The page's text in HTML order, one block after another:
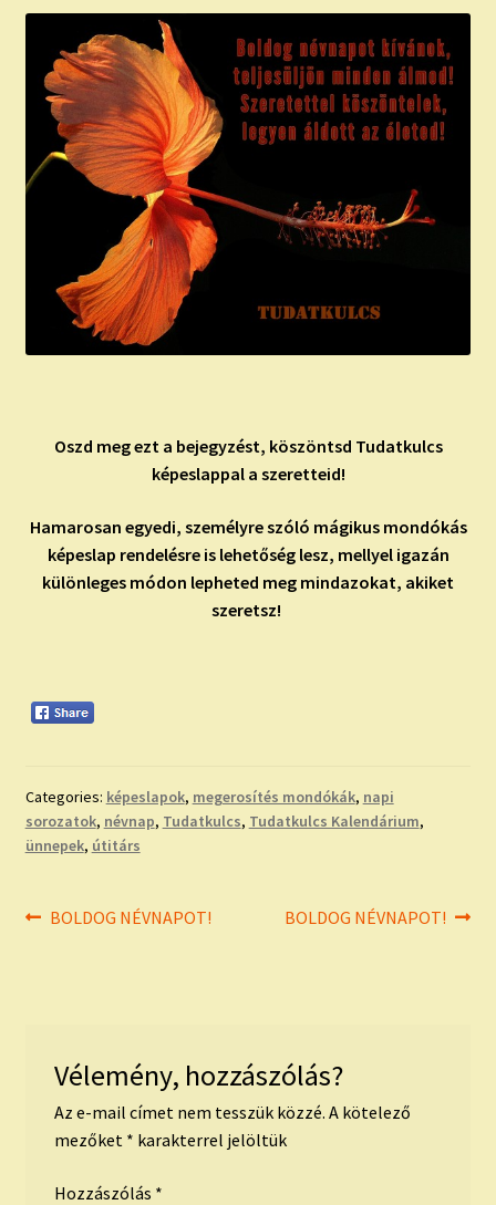
Oszd meg ezt a bejegyzést, köszöntsd Tudatkulcs
képeslappal a szeretteid!
Hamarosan egyedi, személyre szóló mágikus mondókás
képeslap rendelésre is lehetőség lesz, mellyel igazán
különleges módon lepheted meg mindazokat, akiket
szeretsz!
Categories: képeslapok, megerosítés mondókák, napi
sorozatok, névnap, Tudatkulcs, Tudatkulcs Kalendárium,
ünnepek, útitárs
Bejegyzés
Previous
BOLDOG NÉVNAPOT!
Next
BOLDOG NÉVNAPOT!
Vélemény, hozzászólás?
Az e-mail címet nem tesszük közzé. A kötelező
mezőket * karakterrel jelöltük
Hozzászólás *